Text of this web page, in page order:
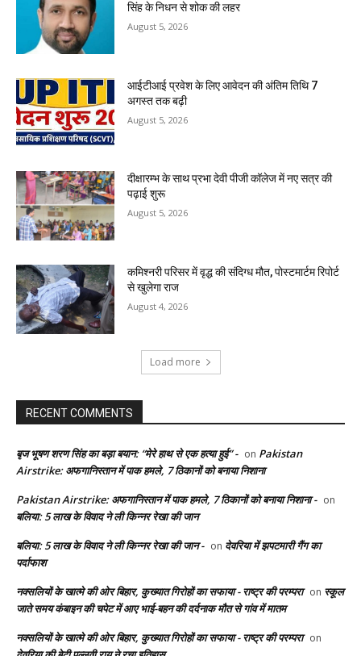
सिंह के निधन से शोक की लहर
August 5, 2026
आईटीआई प्रवेश के लिए आवेदन की अंतिम तिथि 7
अगस्त तक बढ़ी
August 5, 2026
दीक्षारम्भ के साथ प्रभा देवी पीजी कॉलेज में नए सत्र की
पढ़ाई शुरू
August 5, 2026
कमिश्नरी परिसर में वृद्ध की संदिग्ध मौत, पोस्टमार्टम रिपोर्ट
से खुलेगा राज
August 4, 2026
Load more
RECENT COMMENTS
बृज भूषण शरण सिंह का बड़ा बयान: “मेरे हाथ से एक हत्या हुई” - on Pakistan
Airstrike: अफगानिस्तान में पाक हमले, 7 ठिकानों को बनाया निशाना
Pakistan Airstrike: अफगानिस्तान में पाक हमले, 7 ठिकानों को बनाया निशाना - on
बलिया: 5 लाख के विवाद ने ली किन्नर रेखा की जान
बलिया: 5 लाख के विवाद ने ली किन्नर रेखा की जान - on देवरिया में झपटमारी गैंग का
पर्दाफाश
नक्सलियों के खात्मे की ओर बिहार, कुख्यात गिरोहों का सफाया - राष्ट्र की परम्परा on स्कूल
जाते समय कंबाइन की चपेट में आए भाई-बहन की दर्दनाक मौत से गांव में मातम
नक्सलियों के खात्मे की ओर बिहार, कुख्यात गिरोहों का सफाया - राष्ट्र की परम्परा on